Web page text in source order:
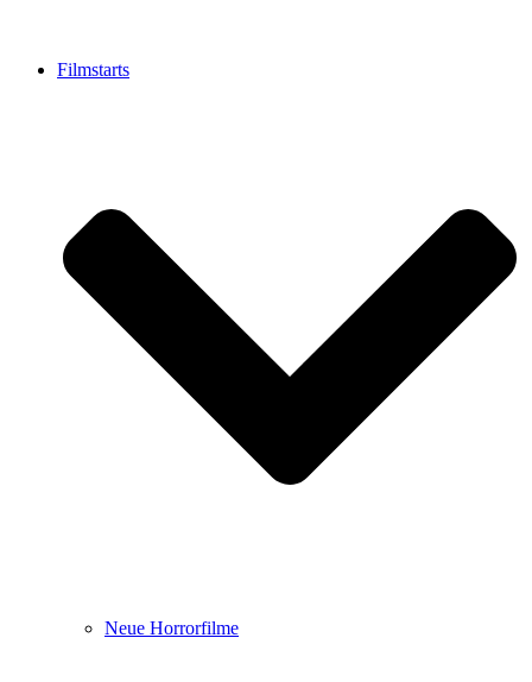
Filmstarts
Neue Horrorfilme